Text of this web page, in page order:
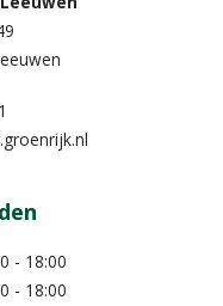
- 18:00
- 18:00